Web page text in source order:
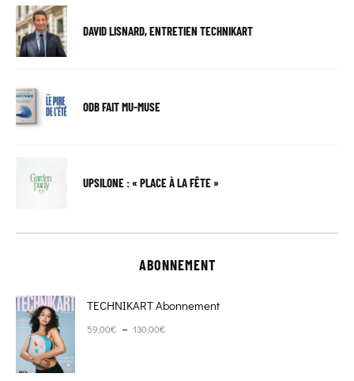
DAVID LISNARD, ENTRETIEN TECHNIKART
ODB FAIT MU-MUSE
UPSILONE : « PLACE À LA FÊTE »
ABONNEMENT
TECHNIKART Abonnement
59,00€ – 130,00€